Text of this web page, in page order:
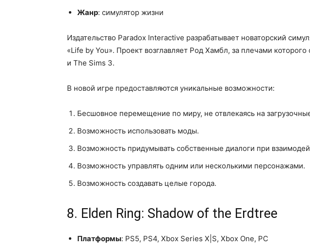
Жанр: симулятор жизни
Издательство Paradox Interactive разрабатывает новаторский
«Life by You». Проект возглавляет Род Хамбл, за плечами
и The Sims 3.
В новой игре предоставляются уникальные возможности:
Бесшовное перемещение по миру, не отвлекаясь на
Возможность использовать моды.
Возможность придумывать собственные диалоги при
Возможность управлять одним или несколькими персонажами.
Возможность создавать целые города.
8. Elden Ring: Shadow of the Erdtree
Платформы: PS5, PS4, Xbox Series X|S, Xbox One, PC